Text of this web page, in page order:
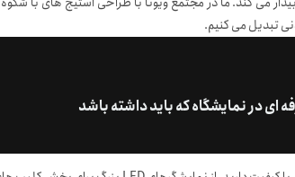
تبدیل می کنیم.